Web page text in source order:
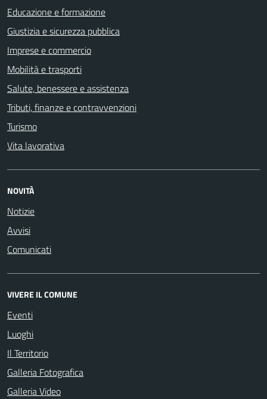
Educazione e formazione
Giustizia e sicurezza pubblica
Imprese e commercio
Mobilità e trasporti
Salute, benessere e assistenza
Tributi, finanze e contravvenzioni
Turismo
Vita lavorativa
NOVITÀ
Notizie
Avvisi
Comunicati
VIVERE IL COMUNE
Eventi
Luoghi
Il Territorio
Galleria Fotografica
Galleria Video